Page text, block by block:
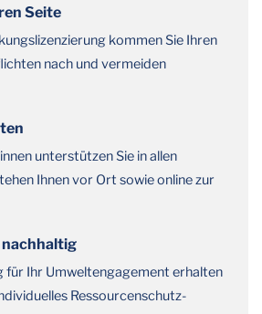
Seite
kommen Sie Ihren
nach und vermeiden
unterstützen Sie in allen
Ihnen vor Ort sowie online zur
nachhaltig
für Ihr Umweltengagement erhalten
Ressourcenschutz-